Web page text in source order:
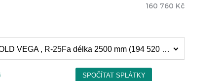
160 760 Kč
Přístěnná chladicí vitrína COLD VEGA , R-25Fa délka 2500 mm (194 520 Kč)